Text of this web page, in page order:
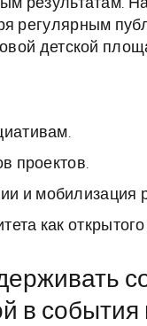
результатам.
регулярным
детской
проектов.
и мобилизация
как
в